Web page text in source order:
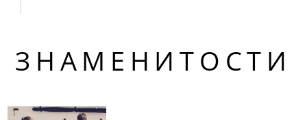
ЗНАМЕНИТОСТИ